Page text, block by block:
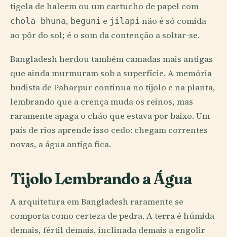
tigela de haleem ou um cartucho de papel com
chola bhuna, beguni e jilapi não é só comida
ao pôr do sol; é o som da contenção a soltar-se.
Bangladesh herdou também camadas mais antigas
que ainda murmuram sob a superfície. A memória
budista de Paharpur continua no tijolo e na planta,
lembrando que a crença muda os reinos, mas
raramente apaga o chão que estava por baixo. Um
país de rios aprende isso cedo: chegam correntes
novas, a água antiga fica.
Tijolo Lembrando a Água
A arquitetura em Bangladesh raramente se
comporta como certeza de pedra. A terra é húmida
demais, fértil demais, inclinada demais a engolir